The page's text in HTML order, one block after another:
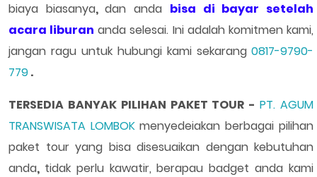
biaya biasanya,dan anda bisa di bayar setelah
acara liburan anda selesai. Ini adalah komitmen kami,
jangan ragu untuk hubungi kami sekarang 0817-9790-
779.
TERSEDIA BANYAK PILIHAN PAKET TOUR -PT. AGUM
TRANSWISATA LOMBOK menyedeiakan berbagai pilihan
paket tour yang bisa disesuaikan dengan kebutuhan
anda, tidak perlu kawatir, berapau badget anda kami